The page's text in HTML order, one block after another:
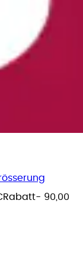
Rabatt- 90,00